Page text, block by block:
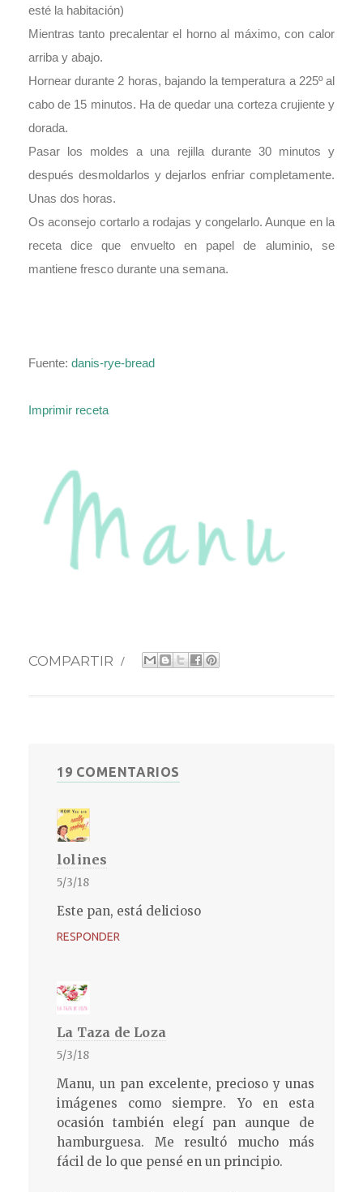
esté la habitación)
Mientras tanto precalentar el horno al máximo, con calor
arriba y abajo.
Hornear durante 2 horas, bajando la temperatura a 225º al
cabo de 15 minutos. Ha de quedar una corteza crujiente y
dorada.
Pasar los moldes a una rejilla durante 30 minutos y
después desmoldarlos y dejarlos enfriar completamente.
Unas dos horas.
Os aconsejo cortarlo a rodajas y congelarlo. Aunque en la
receta dice que envuelto en papel de aluminio, se
mantiene fresco durante una semana.
Fuente:danis-rye-bread
Imprimir receta
COMPARTIR /
19 COMENTARIOS
lolines
5/3/18
Este pan, está delicioso
RESPONDER
La Taza de Loza
5/3/18
Manu, un pan excelente, precioso y unas
imágenes como siempre. Yo en esta
ocasión también elegí pan aunque de
hamburguesa. Me resultó mucho más
fácil de lo que pensé en un principio.